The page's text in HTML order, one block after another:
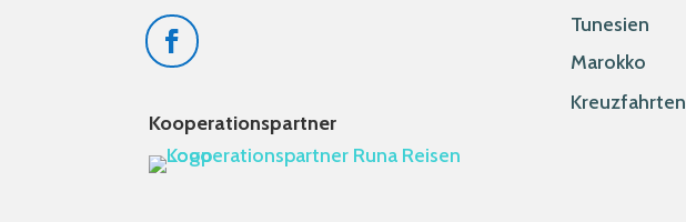
Kooperationspartner
Tunesien
Marokko
Kreuzfahrten